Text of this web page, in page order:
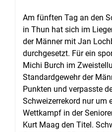
Am fünften Tag an den
in Thun hat sich im
der Männer mit Jan
durchgesetzt. Für ein
Michi Burch im
Standardgewehr der
Punkten und verpasste
Schweizerrekord nur um
Wettkampf in der
Kurt Maag den Titel.